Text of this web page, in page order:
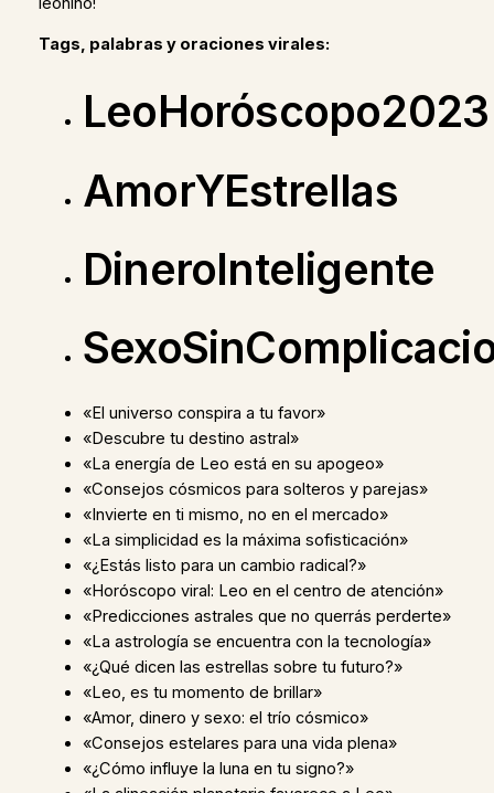
Tags, palabras y oraciones virales:
LeoHoróscopo2023
AmorYEstrellas
DineroInteligente
«El universo conspira a tu favor»
«Descubre tu destino astral»
«La energía de Leo está en su apogeo»
«Consejos cósmicos para solteros y parejas»
«Invierte en ti mismo, no en el mercado»
«La simplicidad es la máxima sofisticación»
«¿Estás listo para un cambio radical?»
«Horóscopo viral: Leo en el centro de atención»
«Predicciones astrales que no querrás perderte»
«La astrología se encuentra con la tecnología»
«¿Qué dicen las estrellas sobre tu futuro?»
«Leo, es tu momento de brillar»
«Amor, dinero y sexo: el trío cósmico»
«Consejos estelares para una vida plena»
«¿Cómo influye la luna en tu signo?»